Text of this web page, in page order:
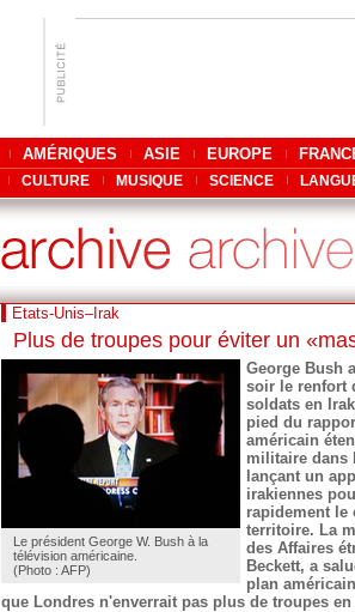
AMÉRIQUES ASIE EUROPE
CULTURE MUSIQUE SCIENCE
Etats-Unis–Irak
Plus de troupes pour éviter un
Le président George W. Bush à la
télévision américaine.
(Photo : AFP)
George Bush
soir le renfort
soldats en
pied du
américain
militaire dans
lançant un
irakiennes
rapidement le
territoire. La
des Affaires
Beckett, a
plan
que Londres n'enverrait pas plus de troupes en